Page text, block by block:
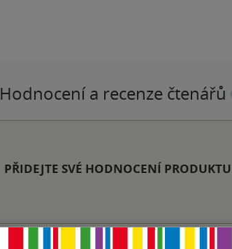
Hodnocení a recenze čtenářů
PŘIDEJTE SVÉ HODNOCENÍ PRODUKTU